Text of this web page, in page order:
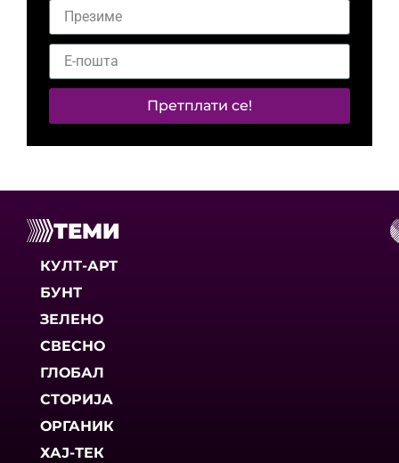
Претплати се!
ТЕМИ
КУЛТ-АРТ
БУНТ
ЗЕЛЕНО
СВЕСНО
ГЛОБАЛ
СТОРИЈА
ОРГАНИК
ХАЈ-ТЕК